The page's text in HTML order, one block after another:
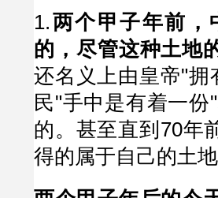
1.两个甲子年前，
的，尽管这种土地
还名义上由皇帝"拥
民"手中是有着一
的。甚至直到70年
得的属于自己的土地